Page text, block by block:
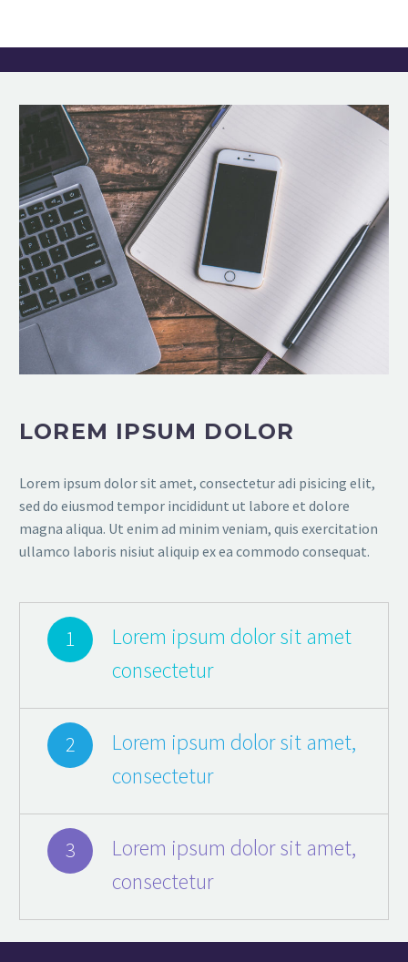
LOREM IPSUM DOLOR
Lorem ipsum dolor sit amet, consectetur adi pisicing elit,
sed do eiusmod tempor incididunt ut labore et dolore
magna aliqua. Ut enim ad minim veniam, quis exercitation
ullamco laboris nisiut aliquip ex ea commodo consequat.
1
Lorem ipsum dolor sit amet
consectetur
2
Lorem ipsum dolor sit amet,
consectetur
3
Lorem ipsum dolor sit amet,
consectetur